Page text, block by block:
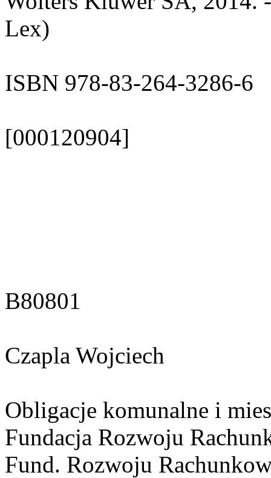
Lex)
ISBN 978-83-264-3286-6
[000120904]
B80801
Czapla Wojciech
Obligacje komunalne i
Fundacja Rozwoju
Fund. Rozwoju